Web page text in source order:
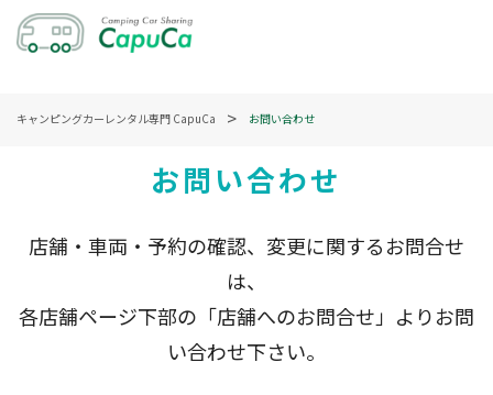
サービス説明
キャンピングカーレンタル専門 CapuCa お問い合わせ
お問い合わせ
店舗・車両・予約の確認、変更に関するお問合せ
は、
各店舗ページ下部の「店舗へのお問合せ」よりお問
い合わせ下さい。